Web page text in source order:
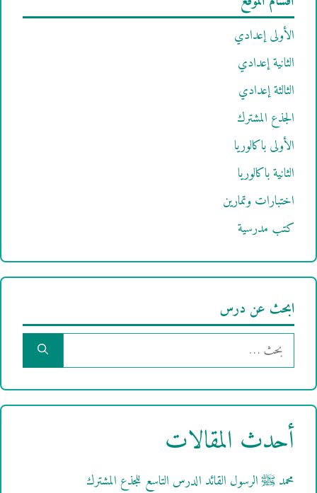
الأولى إعدادي
الثانية إعدادي
الثالثة إعدادي
الجذع المشترك
الأولى باكالوريا
الثانية باكالوريا
اختبارات وتمارين
كتب مدرسية
ابحث عن درس
البحث
عن:
أحدث المقالات
محمد ﷺ الرسول القائد الدرس التاسع للجذع المشترك